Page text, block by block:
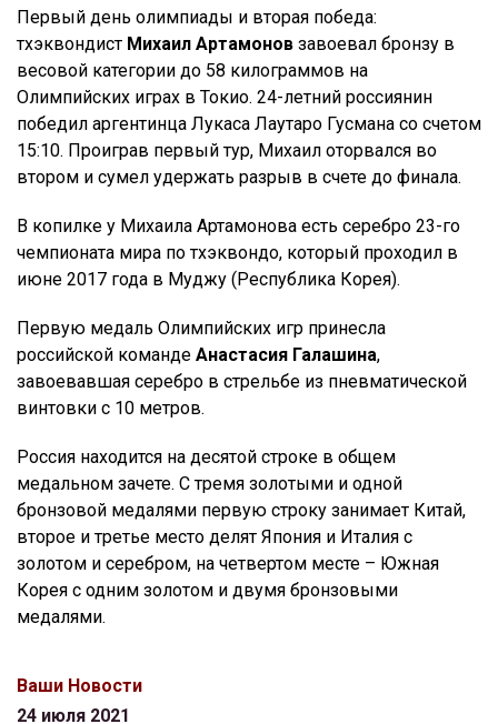
Первый день олимпиады и вторая победа:
тхэквондист Михаил Артамонов завоевал бронзу в
весовой категории до 58 килограммов на
Олимпийских играх в Токио. 24-летний россиянин
победил аргентинца Лукаса Лаутаро Гусмана со счетом
15:10. Проиграв первый тур, Михаил оторвался во
втором и сумел удержать разрыв в счете до финала.
В копилке у Михаила Артамонова есть серебро 23-го
чемпионата мира по тхэквондо, который проходил в
июне 2017 года в Муджу (Республика Корея).
Первую медаль Олимпийских игр принесла
российской команде Анастасия Галашина,
завоевавшая серебро в стрельбе из пневматической
винтовки с 10 метров.
Россия находится на десятой строке в общем
медальном зачете. С тремя золотыми и одной
бронзовой медалями первую строку занимает Китай,
второе и третье место делят Япония и Италия с
золотом и серебром, на четвертом месте – Южная
Корея с одним золотом и двумя бронзовыми
медалями.
Ваши Новости
24 июля 2021